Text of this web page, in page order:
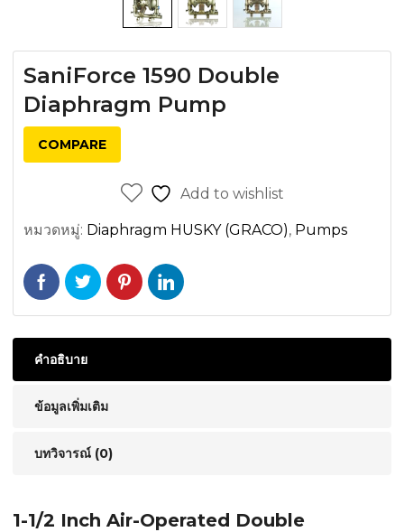
SaniForce 1590 Double
Diaphragm Pump
COMPARE
Add to wishlist
หมวดหมู่: Diaphragm HUSKY (GRACO), Pumps
คำอธิบาย
ข้อมูลเพิ่มเติม
บทวิจารณ์ (0)
1-1/2 Inch Air-Operated Double